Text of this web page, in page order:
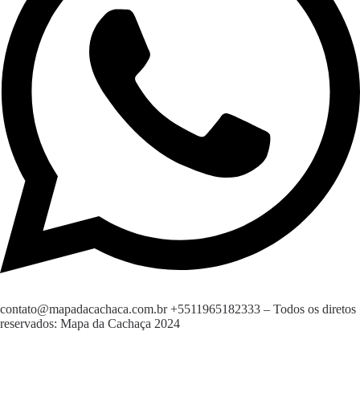
contato@mapadacachaca.com.br +5511965182333 – Todos os diretos
reservados: Mapa da Cachaça 2024